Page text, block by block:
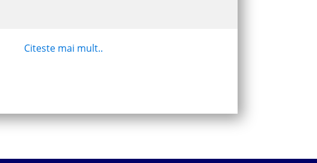
Citeste mai mult..